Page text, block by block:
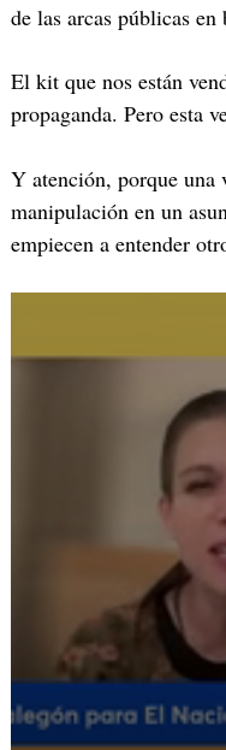
de las arcas públicas
El kit que nos están
propaganda. Pero esta
Y atención, porque una
manipulación en un
empiecen a entender